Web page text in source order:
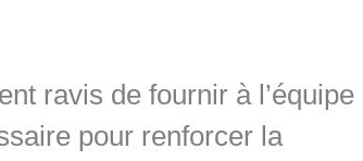
ravis de fournir à l’équipe
pour renforcer la